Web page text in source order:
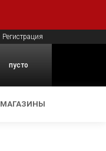
Регистрация
пусто
МАГАЗИНЫ